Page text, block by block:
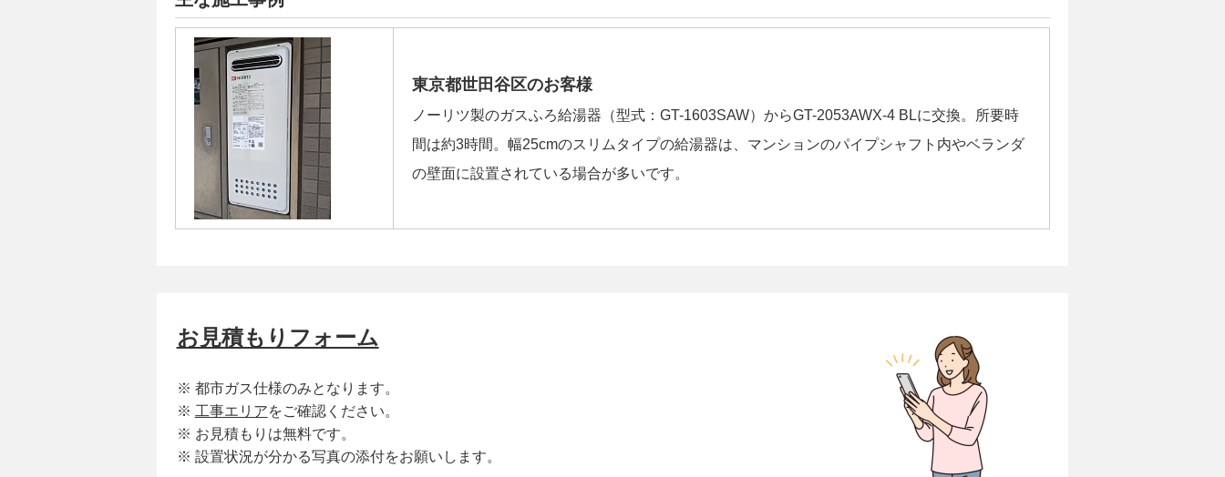
東京都世田谷区のお客様
ノーリツ製のガスふろ給湯器（型式：GT-1603SAW）からGT-2053AWX-4 BLに交換。所要時
間は約3時間。幅25cmのスリムタイプの給湯器は、マンションのパイプシャフト内やベランダ
の壁面に設置されている場合が多いです。
お見積もりフォーム
※ 都市ガス仕様のみとなります。
※ 工事エリアをご確認ください。
※ お見積もりは無料です。
※ 設置状況が分かる写真の添付をお願いします。